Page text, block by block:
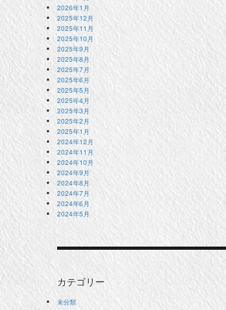
2026年1月
2025年12月
2025年11月
2025年10月
2025年9月
2025年8月
2025年7月
2025年6月
2025年5月
2025年4月
2025年3月
2025年2月
2025年1月
2024年12月
2024年11月
2024年10月
2024年9月
2024年8月
2024年7月
2024年6月
2024年5月
カテゴリー
未分類